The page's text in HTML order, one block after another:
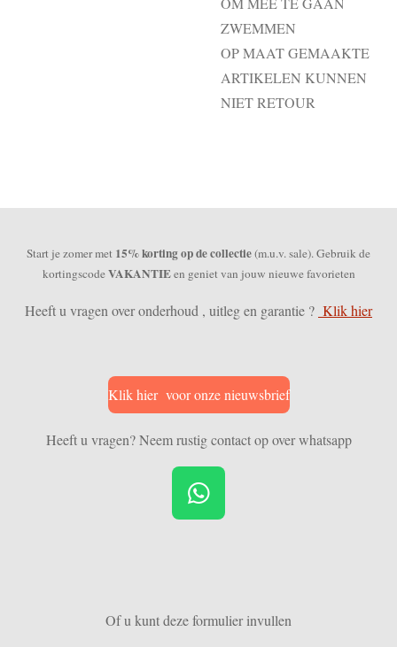
ZWEMMEN
OP MAAT GEMAAKTE
ARTIKELEN KUNNEN
NIET RETOUR
Start je zomer met 15% korting op de collectie(m.u.v. sale). Gebruik de
kortingscodeVAKANTIEen geniet van jouw nieuwe favorieten
Heeft u vragen over onderhoud , uitleg en garantie ? Klik hier
Klik hier voor onze nieuwsbrief
Heeft u vragen? Neem rustig contact op over whatsapp
W
h
A
Of u kunt deze formulier invullen